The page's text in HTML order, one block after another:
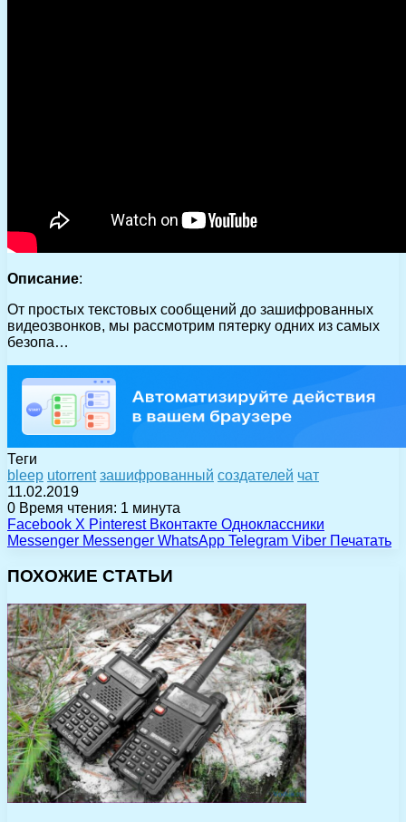
Описание:
От простых текстовых сообщений до зашифрованных
видеозвонков, мы рассмотрим пятерку одних из самых
безопа…
Теги
bleep utorrent зашифрованный создателей чат
11.02.2019
0 Время чтения: 1 минута
Facebook X Pinterest Вконтакте Одноклассники
Messenger Messenger WhatsApp Telegram Viber Печатать
ПОХОЖИЕ СТАТЬИ